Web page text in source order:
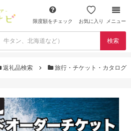
限度額をチェック お気に入り メニュー
検索
返礼品検索 旅行・チケット・カタログ